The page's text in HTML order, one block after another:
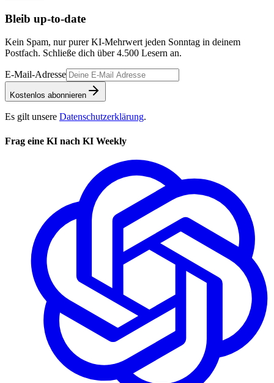
Bleib up-to-date
Kein Spam, nur purer KI-Mehrwert jeden Sonntag in deinem
Postfach. Schließe dich über4.500 Lesern an.
E-Mail-Adresse
Kostenlos abonnieren
Es gilt unsere Datenschutzerklärung.
Frag eine KI nach KI Weekly